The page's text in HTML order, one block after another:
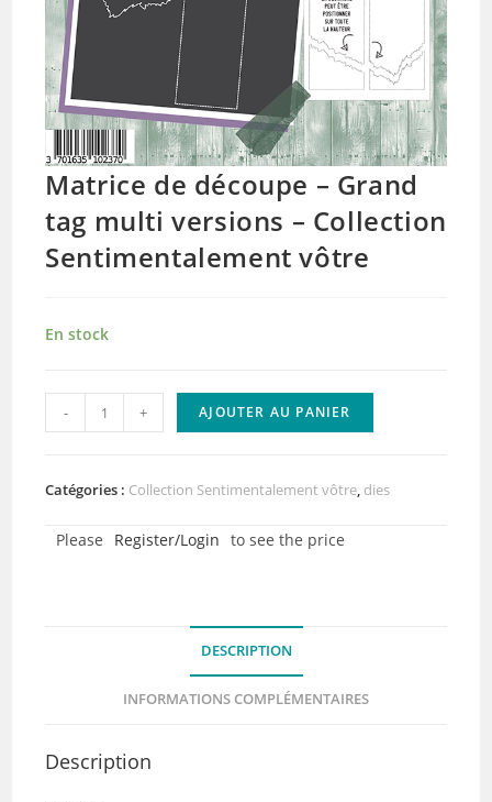
Matrice de découpe – Grand
tag multi versions – Collection
Sentimentalement vôtre
En stock
quantité
de
de
vôtre
- + AJOUTER AU PANIER
Catégories : Collection Sentimentalement vôtre, dies
Please Register/Login to see the price
DESCRIPTION
INFORMATIONS COMPLÉMENTAIRES
Description